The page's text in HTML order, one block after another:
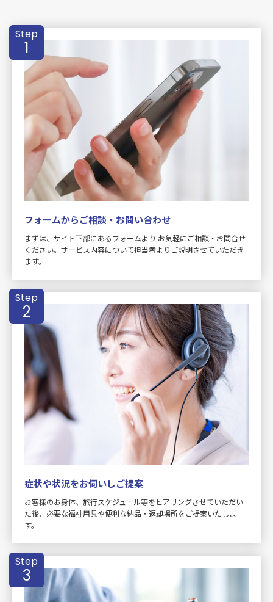
Step
1
フォームからご相談・お問い合わせ
まずは、サイト下部にあるフォームより お気軽にご相談・お問合せ
ください。サービス内容について担当者よりご説明させていただき
ます。
Step
2
症状や状況をお伺いしご提案
お客様のお身体、旅行スケジュール等をヒアリングさせていただい
た後、必要な福祉用具や便利な納品・返却場所をご提案いたしま
す。
Step
3